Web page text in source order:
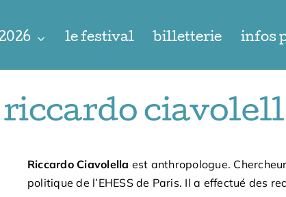
le festival billetterie infos
riccardo
Riccardo Ciavolella est anthropologue.
politique de l’EHESS de Paris. Il a effectué des